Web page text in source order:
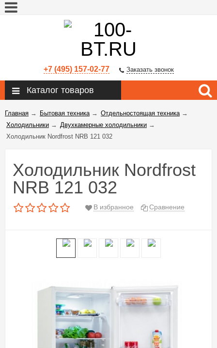
+7 (495) 157-02-77 Заказать звонок
Каталог товаров
Главная → Бытовая техника→ Отдельностоящая техника→
Холодильники → Двухкамерные холодильники →
Холодильник Nordfrost NRB 121 032
Холодильник Nordfrost
NRB 121 032
В избранное Сравнение